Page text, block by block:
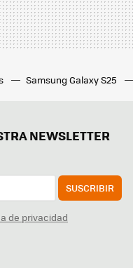
Samsung Galaxy S25
NEWSLETTER
SUSCRIBIR
de privacidad